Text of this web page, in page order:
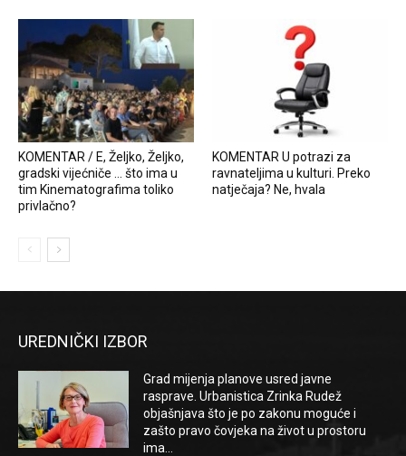
KOMENTAR / E, Željko, Željko,
gradski vijećniče … što ima u
tim Kinematografima toliko
privlačno?
KOMENTAR U potrazi za
ravnateljima u kulturi. Preko
natječaja? Ne, hvala
UREDNIČKI IZBOR
Grad mijenja planove usred javne
rasprave. Urbanistica Zrinka Rudež
objašnjava što je po zakonu moguće i
zašto pravo čovjeka na život u prostoru
ima...